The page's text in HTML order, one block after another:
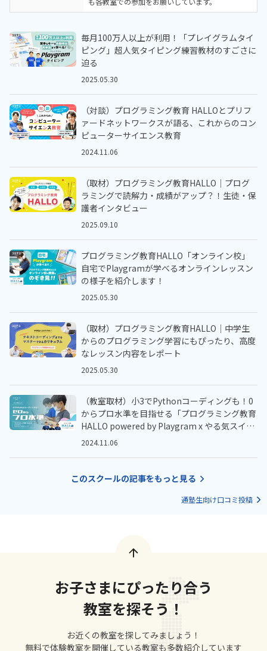
毎月100万人以上が利用！「プレイグラムタイ
ピング」超人気タイピング練習教材のすごさに
迫る
2025.05.30
（対談）プログラミング教育 HALLOとプリフ
ァードネットワークスが語る、これからのコン
ピューターサイエンス教育
2024.11.06
（取材）プログラミング教育HALLO｜プログ
ラミングで読解力・成績がアップ？！生徒・保
護者インタビュー
2025.09.10
プログラミング教育HALLO「オンライン校」
自宅でPlaygramが学べるオンラインレッスン
の様子を紹介します！
2025.05.30
（取材）プログラミング教育HALLO｜中学生
からのプログラミング学習にもぴったり、高度
なレッスン内容をレポート
2025.05.30
（教室取材）小3でPythonコーディングも！0
からプロ水準を目指せる「プログラミング教育
HALLO powered by Playgram x やる気スイッ
チ™️」
2024.11.06
このスクールの記事をもっと見る
通塾生向け口コミ投稿
お子さまにぴったり合う
教室を探そう！
お近くの教室を探してみましょう！
無料で体験教室を開催している教室も多数紹介しています